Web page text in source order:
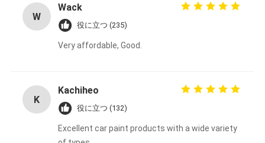
W
Wack
役に立つ (235)
Very affordable, Good.
K
Kachiheo
役に立つ (132)
Excellent car paint products with a wide variety